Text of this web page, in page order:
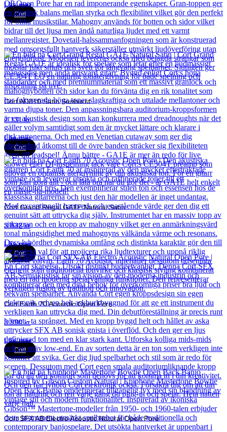
Läs mer
Cort
Cort AD810 Satin Sunburst
2 131kr
Läs mer
Cort
Cort Grand Regal GA1E Natural Satin
3 832kr
Läs mer
Cort
Cort Earth 70 Acoustic Open Pore
3 990kr
Läs mer
Cort
Cort SFX AB Electro Acoustic Natural Open Pore